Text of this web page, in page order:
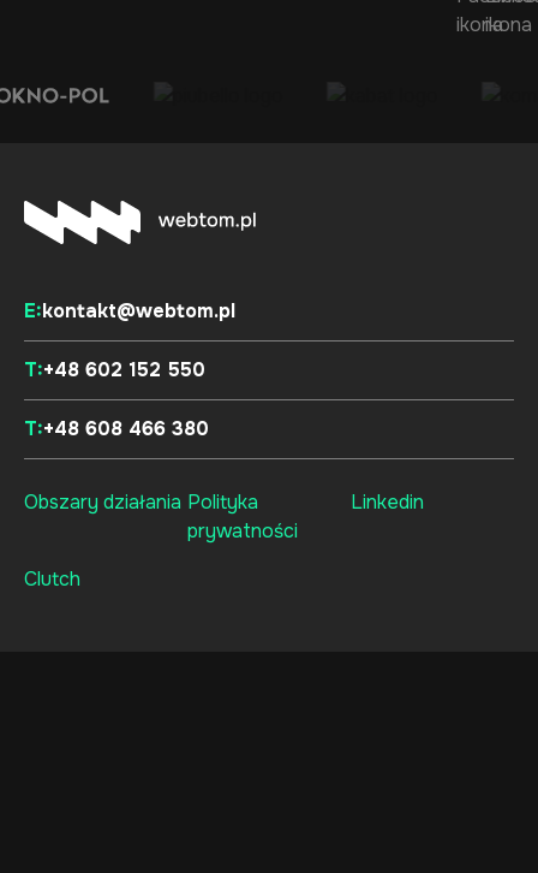
E:kontakt@webtom.pl
T:+48 602 152 550
T:+48 608 466 380
Obszary działania Polityka
prywatności
Linkedin
Clutch